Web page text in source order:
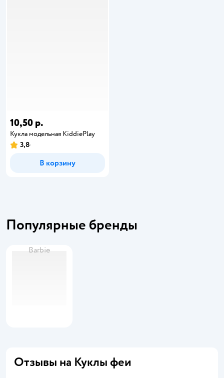
10,50 р.
Кукла модельная KiddiePlay
3,8
В корзину
Популярные бренды
Barbie
Отзывы на Куклы феи